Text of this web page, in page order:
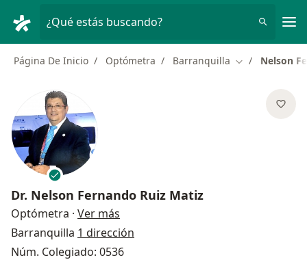
¿Qué estás buscando?
Página De Inicio Optómetra Barranquilla Cambiar de
Nelson
Dr. Nelson Fernando Ruiz Matiz
Optómetra · Ver más
Barranquilla 1 dirección
Núm. Colegiado: 0536